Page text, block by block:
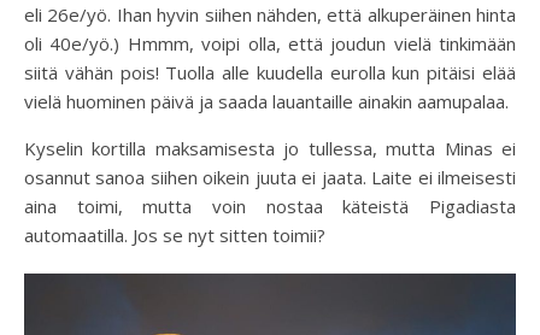
eli 26e/yö. Ihan hyvin siihen nähden, että alkuperäinen hinta
oli 40e/yö.) Hmmm, voipi olla, että joudun vielä tinkimään
siitä vähän pois! Tuolla alle kuudella eurolla kun pitäisi elää
vielä huominen päivä ja saada lauantaille ainakin aamupalaa.
Kyselin kortilla maksamisesta jo tullessa, mutta Minas ei
osannut sanoa siihen oikein juuta ei jaata. Laite ei ilmeisesti
aina toimi, mutta voin nostaa käteistä Pigadiasta
automaatilla. Jos se nyt sitten toimii?